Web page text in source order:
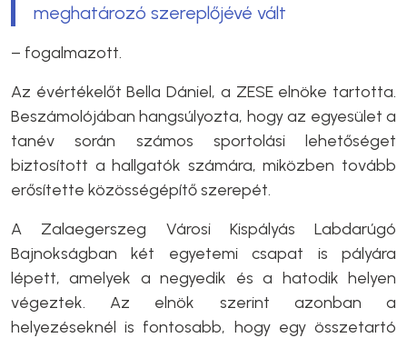
meghatározó szereplőjévé vált
– fogalmazott.
Az évértékelőt Bella Dániel, a ZESE elnöke tartotta.
Beszámolójában hangsúlyozta, hogy az egyesület a
tanév során számos sportolási lehetőséget
biztosított a hallgatók számára, miközben tovább
erősítette közösségépítő szerepét.
A Zalaegerszeg Városi Kispályás Labdarúgó
Bajnokságban két egyetemi csapat is pályára
lépett, amelyek a negyedik és a hatodik helyen
végeztek. Az elnök szerint azonban a
helyezéseknél is fontosabb, hogy egy összetartó